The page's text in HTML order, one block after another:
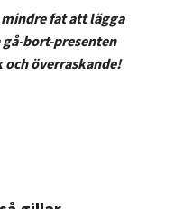
fat att lägga
gå-bort-presenten
överraskande!